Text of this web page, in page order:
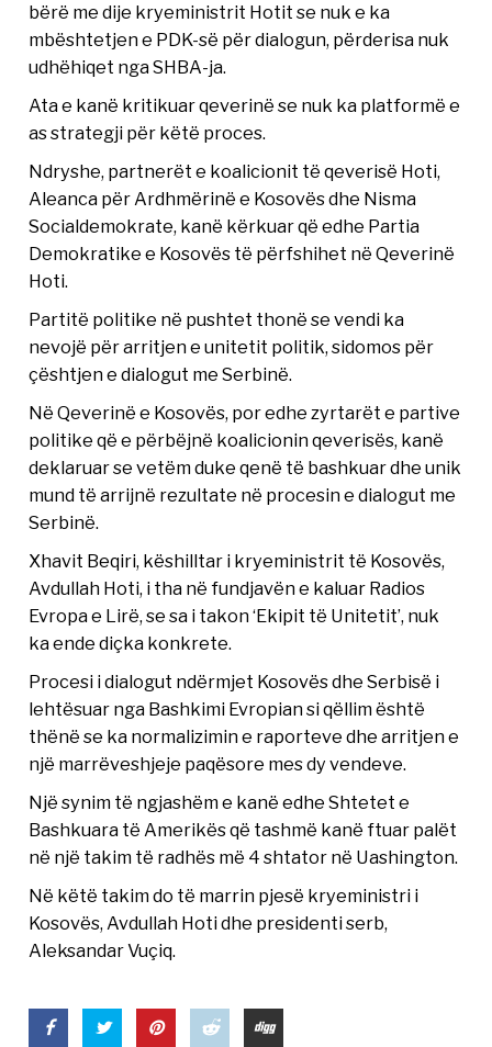
bërë me dije kryeministrit Hotit se nuk e ka
mbështetjen e PDK-së për dialogun, përderisa nuk
udhëhiqet nga SHBA-ja.
Ata e kanë kritikuar qeverinë se nuk ka platformë e
as strategji për këtë proces.
Ndryshe, partnerët e koalicionit të qeverisë Hoti,
Aleanca për Ardhmërinë e Kosovës dhe Nisma
Socialdemokrate, kanë kërkuar që edhe Partia
Demokratike e Kosovës të përfshihet në Qeverinë
Hoti.
Partitë politike në pushtet thonë se vendi ka
nevojë për arritjen e unitetit politik, sidomos për
çështjen e dialogut me Serbinë.
Në Qeverinë e Kosovës, por edhe zyrtarët e partive
politike që e përbëjnë koalicionin qeverisës, kanë
deklaruar se vetëm duke qenë të bashkuar dhe unik
mund të arrijnë rezultate në procesin e dialogut me
Serbinë.
Xhavit Beqiri, këshilltar i kryeministrit të Kosovës,
Avdullah Hoti, i tha në fundjavën e kaluar Radios
Evropa e Lirë, se sa i takon ‘Ekipit të Unitetit’, nuk
ka ende diçka konkrete.
Procesi i dialogut ndërmjet Kosovës dhe Serbisë i
lehtësuar nga Bashkimi Evropian si qëllim është
thënë se ka normalizimin e raporteve dhe arritjen e
një marrëveshjeje paqësore mes dy vendeve.
Një synim të ngjashëm e kanë edhe Shtetet e
Bashkuara të Amerikës që tashmë kanë ftuar palët
në një takim të radhës më 4 shtator në Uashington.
Në këtë takim do të marrin pjesë kryeministri i
Kosovës, Avdullah Hoti dhe presidenti serb,
Aleksandar Vuçiq.